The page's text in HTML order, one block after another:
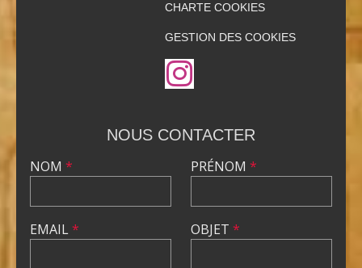
CHARTE COOKIES
GESTION DES COOKIES
NOUS CONTACTER
NOM *
EMAIL*
PRÉNOM *
OBJET *